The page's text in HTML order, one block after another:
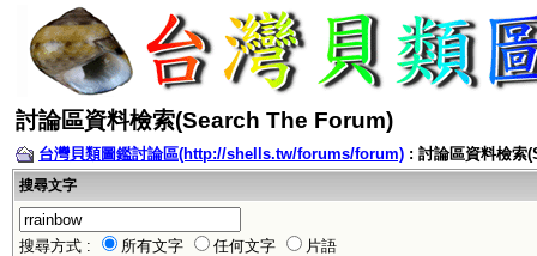
討論區資料檢索(Search The Forum)
台灣貝類圖鑑討論區(http://shells.tw/forums/forum) : 討論區資料檢索
搜尋文字
搜尋方式 : 所有文字 任何文字 片語